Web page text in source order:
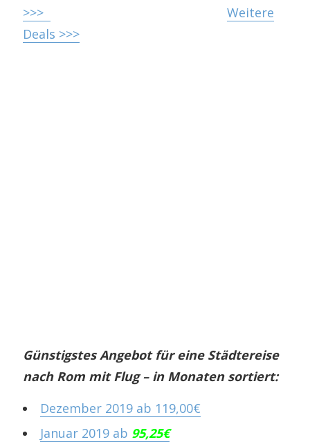
>>>
Weitere
Deals >>>
Günstigstes Angebot für eine Städtereise
nach Rom mit Flug – in Monaten sortiert:
Dezember 2019 ab 119,00€
Januar 2019 ab 95,25€